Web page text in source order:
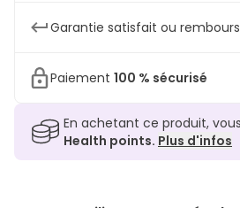
Garantie satisfait ou
Paiement 100 % sécurisé
En achetant ce produit,
Health points. Plus d'infos